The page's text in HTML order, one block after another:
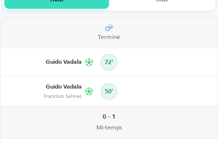
Terminé
Guido Vadala 72’
Guido Vadala
Francisco Salinas 50’
0 - 1
Mi-temps